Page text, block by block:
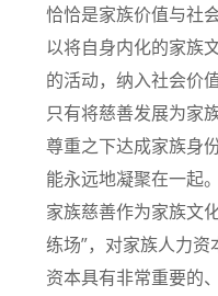
恰恰是家族价值与社
以将自身内化的家族
的活动，纳入社会价
只有将慈善发展为家
尊重之下达成家族身
能永远地凝聚在一起。
家族慈善作为家族文
练场”，对家族人力
资本具有非常重要的